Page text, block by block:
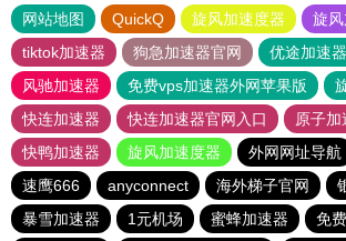
网站地图 QuickQ 旋风加速度器
旋
tiktok加速器
狗急加速器官网
优途加速
风驰加速器
免费vps加速器外网苹果版
快连加速器
快连加速器官网入口
原子加
快鸭加速器
旋风加速度器 外网网址导航
速鹰666
anyconnect 海外梯子官网
暴雪加速器
1元机场 蜜蜂加速器 免